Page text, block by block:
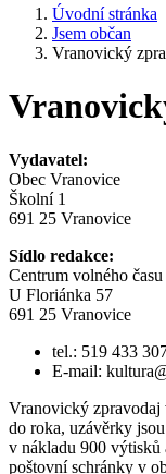
Úvodní stránka
Jsem občan
Vranovický
Vydavatel:
Obec Vranovice
Školní 1
691 25 Vranovice
Sídlo redakce:
Centrum volného času
U Floriánka 57
691 25 Vranovice
tel.: 519 433
E-mail:
Vranovický zpravodaj
do roka, uzávěrky
v nákladu 900 výtisků
poštovní schránky v